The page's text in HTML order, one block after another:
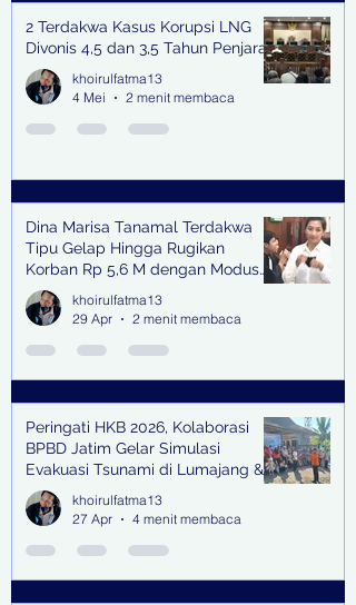
2 Terdakwa Kasus Korupsi LNG
Divonis 4,5 dan 3,5 Tahun Penjara
khoirulfatma13
4 Mei
2 menit membaca
Dina Marisa Tanamal Terdakwa
Tipu Gelap Hingga Rugikan
Korban Rp 5,6 M dengan Modus
Kerja Sama Impor Bodong
khoirulfatma13
29 Apr
2 menit membaca
Peringati HKB 2026, Kolaborasi
BPBD Jatim Gelar Simulasi
Evakuasi Tsunami di Lumajang &
Trenggalek
khoirulfatma13
27 Apr
4 menit membaca